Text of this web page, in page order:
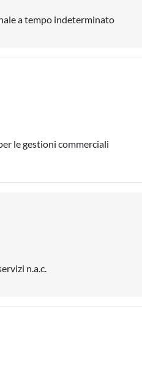
a tempo indeterminato
le gestioni commerciali
n.a.c.